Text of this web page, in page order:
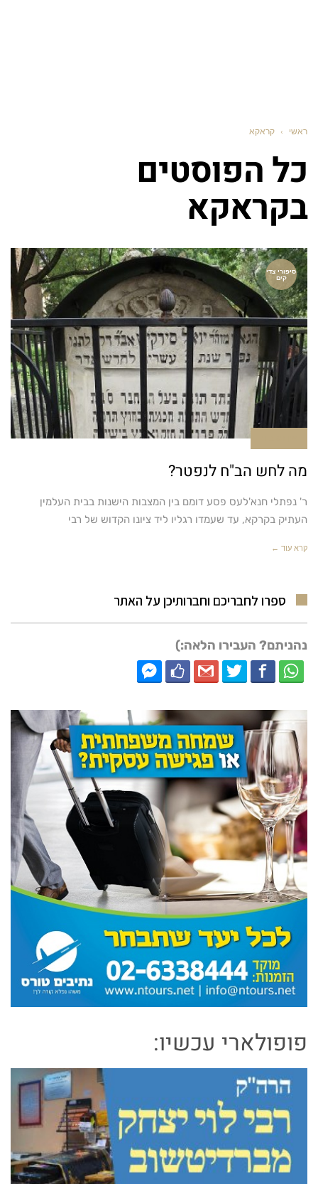
ראשי › קראקא
כל הפוסטים
בקראקא
סיפורי צדי
קים
מה לחש הב"ח לנפטר?
ר' נפתלי חנא'לעס פסע דומם בין המצבות הישנות בבית העלמין
העתיק בקרקא, עד שעמדו רגליו ליד ציונו הקדוש של רבי
קרא עוד ←
ספרו לחבריכם וחברותיכן על האתר
נהניתם? העבירו הלאה:)
פופולארי עכשיו: